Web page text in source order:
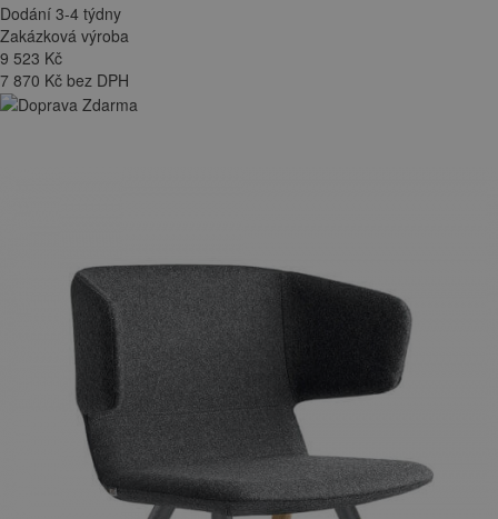
Dodání 3-4 týdny
Zakázková výroba
9 523 Kč
7 870 Kč bez DPH